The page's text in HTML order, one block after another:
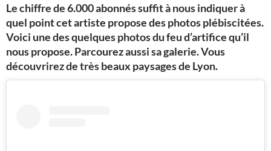
Le chiffre de 6.000 abonnés suffit à nous indiquer à
quel point cet artiste propose des photos plébiscitées.
Voici une des quelques photos du feu d’artifice qu’il
nous propose. Parcourez aussi sa galerie. Vous
découvrirez de très beaux paysages de Lyon.